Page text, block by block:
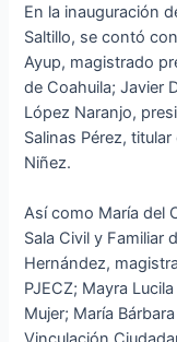
En la inauguración
Saltillo, se contó
Ayup, magistrado
de Coahuila; Javier
López Naranjo,
Salinas Pérez,
Niñez.
Así como María del
Sala Civil y Familiar
Hernández,
PJECZ; Mayra
Mujer; María